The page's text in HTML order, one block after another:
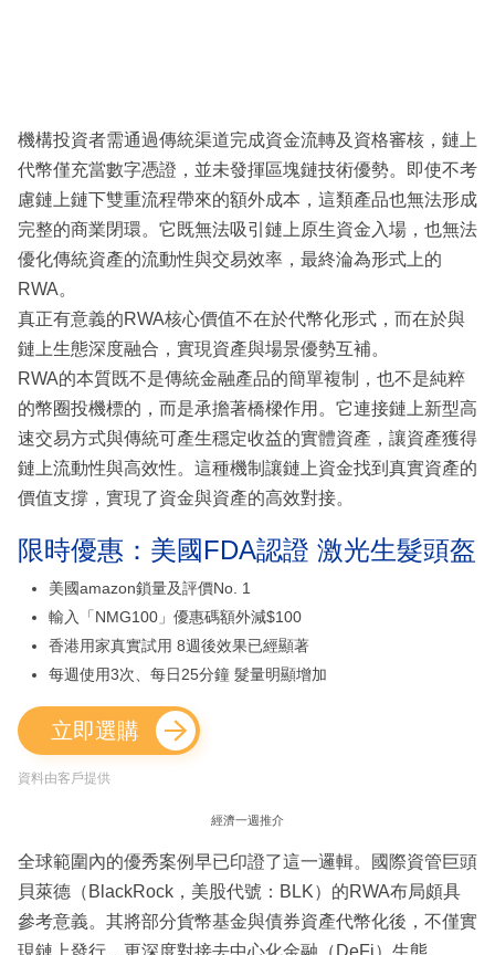
機構投資者需通過傳統渠道完成資金流轉及資格審核，鏈上
代幣僅充當數字憑證，並未發揮區塊鏈技術優勢。即使不考
慮鏈上鏈下雙重流程帶來的額外成本，這類產品也無法形成
完整的商業閉環。它既無法吸引鏈上原生資金入場，也無法
優化傳統資產的流動性與交易效率，最終淪為形式上的
RWA。
真正有意義的RWA核心價值不在於代幣化形式，而在於與
鏈上生態深度融合，實現資產與場景優勢互補。
RWA的本質既不是傳統金融產品的簡單複制，也不是純粹
的幣圈投機標的，而是承擔著橋樑作用。它連接鏈上新型高
速交易方式與傳統可產生穩定收益的實體資產，讓資產獲得
鏈上流動性與高效性。這種機制讓鏈上資金找到真實資產的
價值支撐，實現了資金與資產的高效對接。
限時優惠：美國FDA認證 激光生髮頭盔
美國amazon鎖量及評價No. 1
輸入「NMG100」優惠碼額外減$100
香港用家真實試用 8週後效果已經顯著
每週使用3次、每日25分鐘 髮量明顯增加
立即選購
資料由客戶提供
經濟一週推介
全球範圍內的優秀案例早已印證了這一邏輯。國際資管巨頭
貝萊德（BlackRock，美股代號：BLK）的RWA布局頗具
參考意義。其將部分貨幣基金與債券資產代幣化後，不僅實
現鏈上發行，更深度對接去中心化金融（DeFi）生態。